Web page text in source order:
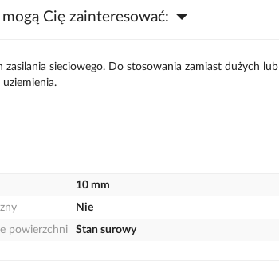
Cię zainteresować:
zasilania sieciowego. Do stosowania zamiast dużych lub
10 mm
Nie
powierzchni
Stan surowy